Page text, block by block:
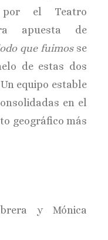
por el Teatro
apuesta de
que fuimosse
de estas dos
equipo estable
en el
geográfico más
y Mónica